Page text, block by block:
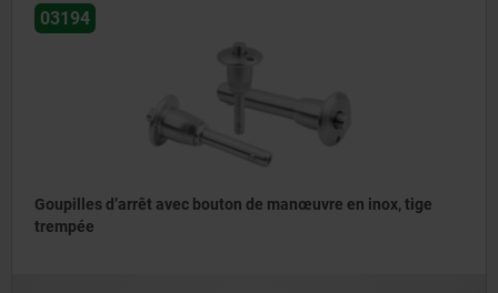
03194
Goupilles d’arrêt avec bouton de manœuvre en inox, tige
trempée